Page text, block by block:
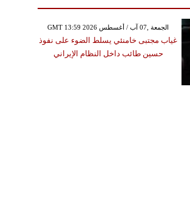
GMT 13:59 2026 الجمعة ,07 آب / أغسطس
غياب مجتبى خامنئي يسلط الضوء على نفوذ
حسين طائب داخل النظام الإيراني